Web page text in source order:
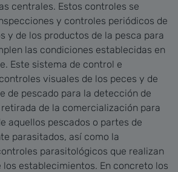
centrales. Estos controles se
y controles periódicos de
y de los productos de la pesca para
las condiciones establecidas en
Este sistema de control e
visuales de los peces y de
de pescado para la detección de
de la comercialización para
aquellos pescados o partes de
parasitados, así como la
parasitológicos que realizan
los establecimientos. En concreto los